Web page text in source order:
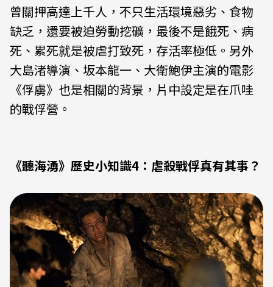
曾關押高達上千人，不只生活環境惡劣、食物
缺乏，還要被迫勞動挖礦，最後不是餓死、病
死、累死就是被虐打致死，存活率極低。另外
大島渚導演、坂本龍一、大衛鮑伊主演的電影
《俘虜》也是相關的背景，片中設定是在爪哇
的戰俘營。
《聽海湧》歷史小知識4：虐殺戰俘真有其事？